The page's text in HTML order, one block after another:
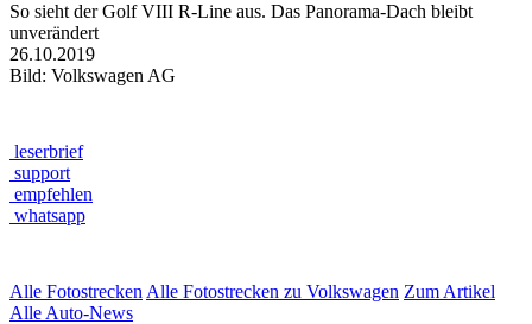
So sieht der Golf VIII R-Line aus. Das Panorama-Dach bleibt
unverändert
26.10.2019
Bild: Volkswagen AG
leserbrief
support
empfehlen
whatsapp
Alle Fotostrecken Alle Fotostrecken zu Volkswagen Zum Artikel
Alle Auto-News